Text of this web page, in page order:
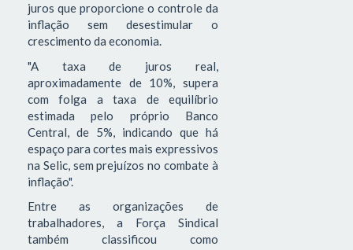
juros que proporcione o controle da
inflação sem desestimular o
crescimento da economia.
"A taxa de juros real,
aproximadamente de 10%, supera
com folga a taxa de equilíbrio
estimada pelo próprio Banco
Central, de 5%, indicando que há
espaço para cortes mais expressivos
na Selic, sem prejuízos no combate à
inflação".
Entre as organizações de
trabalhadores, a Força Sindical
também classificou como